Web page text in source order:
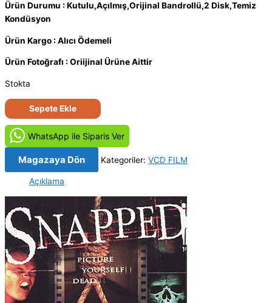
Ürün Durumu : Kutulu,Açılmış,Orijinal Bandrollü,2 Disk,Temiz
Kondüsyon
Ürün Kargo : Alıcı Ödemeli
Ürün Fotoğrafı : Oriijinal Ürüne Aittir
Stokta
Kopma
Noktası
Snapped
(2005)
Orjinal
Film
Satış
adet
Sepete Ekle
WhatsApp ile Siparis Ver
Magazaya Dön Kategoriler: VCD FILM
Açıklama